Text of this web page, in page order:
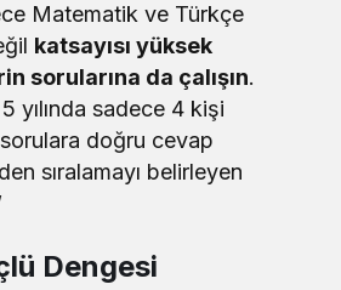
Matematik ve Türkçe
katsayısı yüksek
sorularına da çalışın.
yılında sadece 4 kişi
doğru cevap
sıralamayı belirleyen
Dengesi